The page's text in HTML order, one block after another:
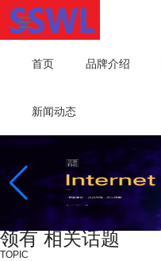
首页 品牌介绍
新闻动态
领有 相关话题
TOPIC